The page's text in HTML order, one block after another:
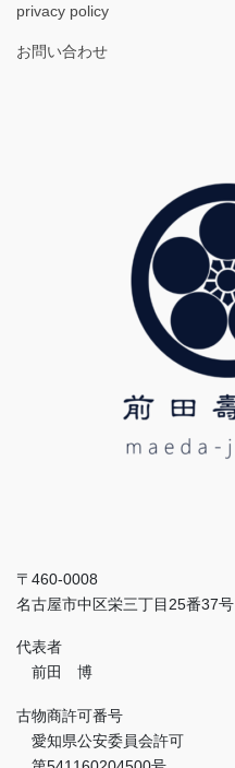
privacy policy
お問い合わせ
〒460-0008
名古屋市中区栄三丁目25番37号
代表者
前田 博
古物商許可番号
愛知県公安委員会許可